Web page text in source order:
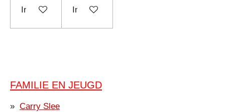
In winkelwagenIn winkelwagen
FAMILIE EN JEUGD
Carry Slee